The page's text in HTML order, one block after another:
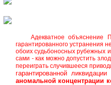
Адекватное объяснение
гарантированного устранения
обоих судьбоносных рубежных
сами - как можно допустить
переиграть случившееся
гарантированной
аномальнойконцентрации